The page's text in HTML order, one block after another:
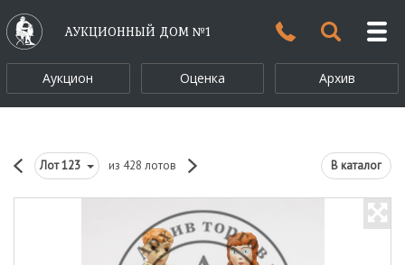
АУКЦИОННЫЙ ДОМ №1
Аукцион Оценка Архив
Лот123 из 428 лотов В каталог